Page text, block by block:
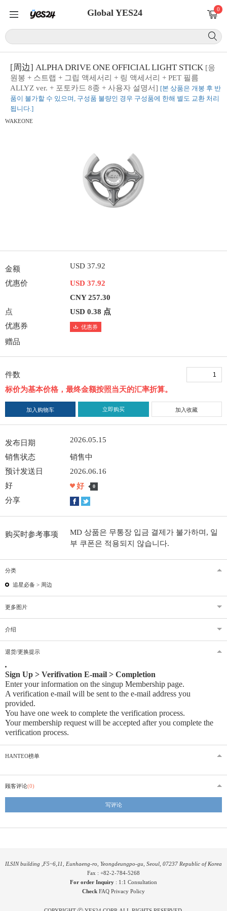
Global YES24 0
[周边] ALPHA DRIVE ONE OFFICIAL LIGHT STICK [응
원봉 + 스트랩 + 그립 액세서리 + 링 액세서리 + PET 필름
ALLYZ ver. + 포토카드 8종 + 사용자 설명서] [본 상품은 개봉 후 반
품이 불가할 수 있으며, 구성품 불량인 경우 구성품에 한해 별도 교환 처리
됩니다.]
WAKEONE
金额 USD 37.92
优惠价
USD 37.92
CNY 257.30
点
USD 0.38 点
优惠券
优惠券
赠品
件数
标价为基本价格，最终金额按照当天的汇率折算。
加入购物车 立即购买 加入收藏
发布日期 2026.05.15
销售状态
销售中
预计发送日
2026.06.16
好
好 0
分享
购买时参考事项
MD 상품은 무통장 입금 결제가 불가하며, 일
부 쿠폰은 적용되지 않습니다.
分类
追星必备 > 周边
更多图片
介绍
退货/更换提示
Sign Up > Verifivation E-mail > Completion
Enter your information on the singup Membership page.
A verification e-mail will be sent to the e-mail address you
provided.
You have one week to complete the verification process.
Your membership request will be accepted after you complete the
verification process.
HANTEO榜单
顾客评论(0)
写评论
ILSIN building ,F5~6,11, Eunhaeng-ro, Yeongdeungpo-gu, Seoul, 07237 Republic of Korea
Fax : +82-2-784-5268
For order Inquiry : 1:1 Consultation
Check FAQ Privacy Policy